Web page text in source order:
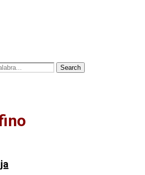
Search